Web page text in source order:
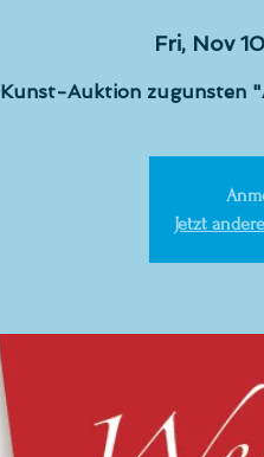
Fri, Nov 10
Kunst-Auktion zugunsten
Jetzt